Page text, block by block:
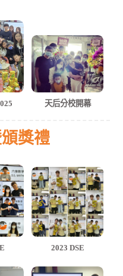
天后分校開幕
獎禮
2023 DSE